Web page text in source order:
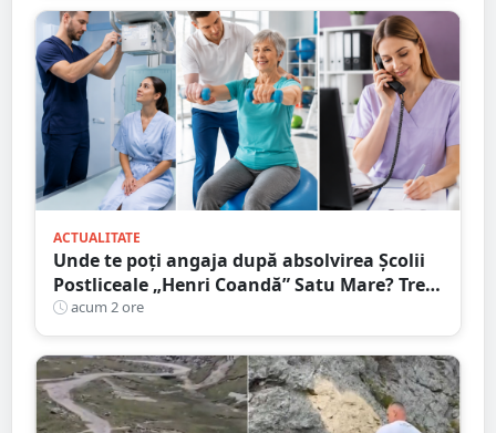
ACTUALITATE
Unde te poți angaja după absolvirea Școlii
Postliceale „Henri Coandă” Satu Mare? Trei
calificări medicale, numeroase oportunități
de carieră
acum 2 ore